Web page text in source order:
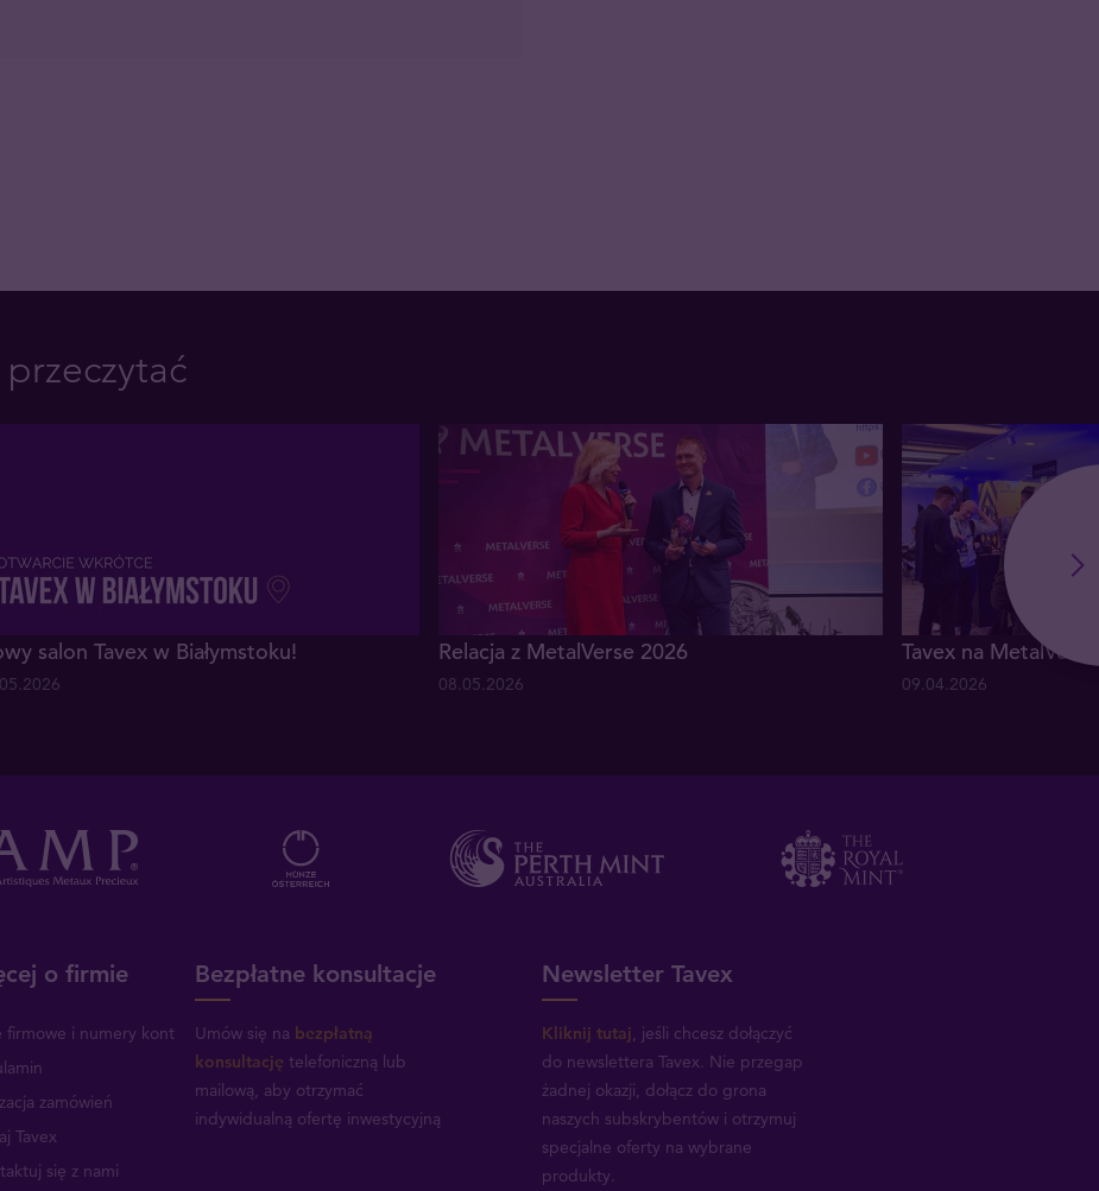
salon Tavex w Białymstoku! Relacja z MetalVerse 2026
08.05.2026
Tavex na
09.04.2026
o firmie
firmowe i numery kont
zamówień
Tavex
się z nami
Bezpłatne konsultacje
Umów się na bezpłatną
konsultację telefoniczną lub
mailową, aby otrzymać
indywidualną ofertę inwestycyjną
Newsletter Tavex
Kliknij tutaj , jeśli chcesz dołączyć
do newslettera Tavex. Nie przegap
żadnej okazji, dołącz do grona
naszych subskrybentów i otrzymuj
specjalne oferty na wybrane
produkty.